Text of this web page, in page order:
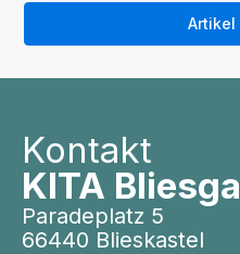
Artikel
Kontakt
KITA
Paradeplatz 5
66440 Blieskastel